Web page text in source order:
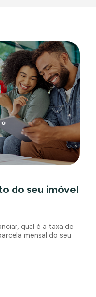
do seu imóvel
qual é a taxa de
mensal do seu